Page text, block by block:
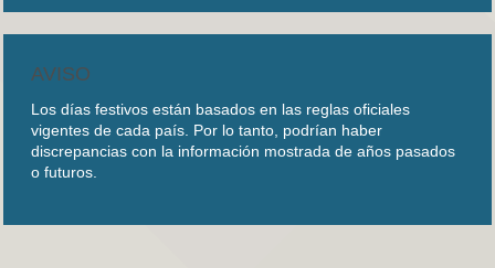
AVISO
Los días festivos están basados en las reglas oficiales
vigentes de cada país. Por lo tanto, podrían haber
discrepancias con la información mostrada de años pasados
o futuros.